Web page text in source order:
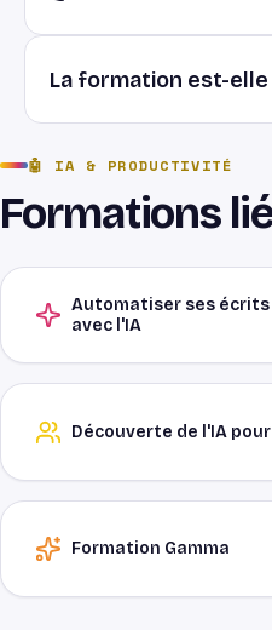
1 journée (7 heures), en
La formation est-elle
Oui, via votre OPCO ou le
développement des
Performances est certifié
🤖 IA & PRODUCTIVITÉ
Formations
Automatiser ses
avec l'IA
Découverte de l'IA
Formation Gamma